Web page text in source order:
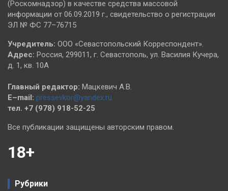
(Роскомнадзор) в качестве средства массовой
информации от 06.09.2019 г., свидетельство о регистрации
ЭЛ № ФС 77–76715
Учредитель: ООО «Севастопольский Корреспондент».
Адрес: Россия, 299011, г. Севастополь, ул. Василия Кучера,
д. 1, кв. 10А
Главный редактор: Мацкевич А.В.
E–mail: pressevkor@yandex.ru
тел. +7 (978) 918-52-25
Все публикации защищены авторским правом.
18+
Рубрики